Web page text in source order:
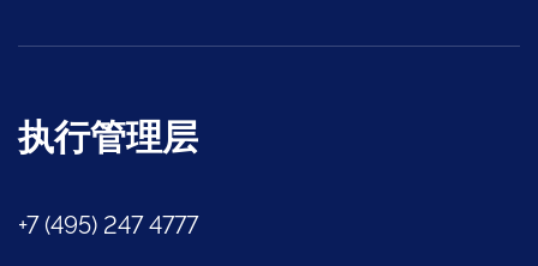
执行管理层
+7 (495) 247 4777